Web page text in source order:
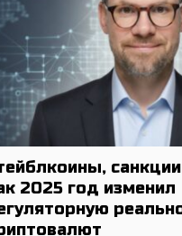
2025 год изменил